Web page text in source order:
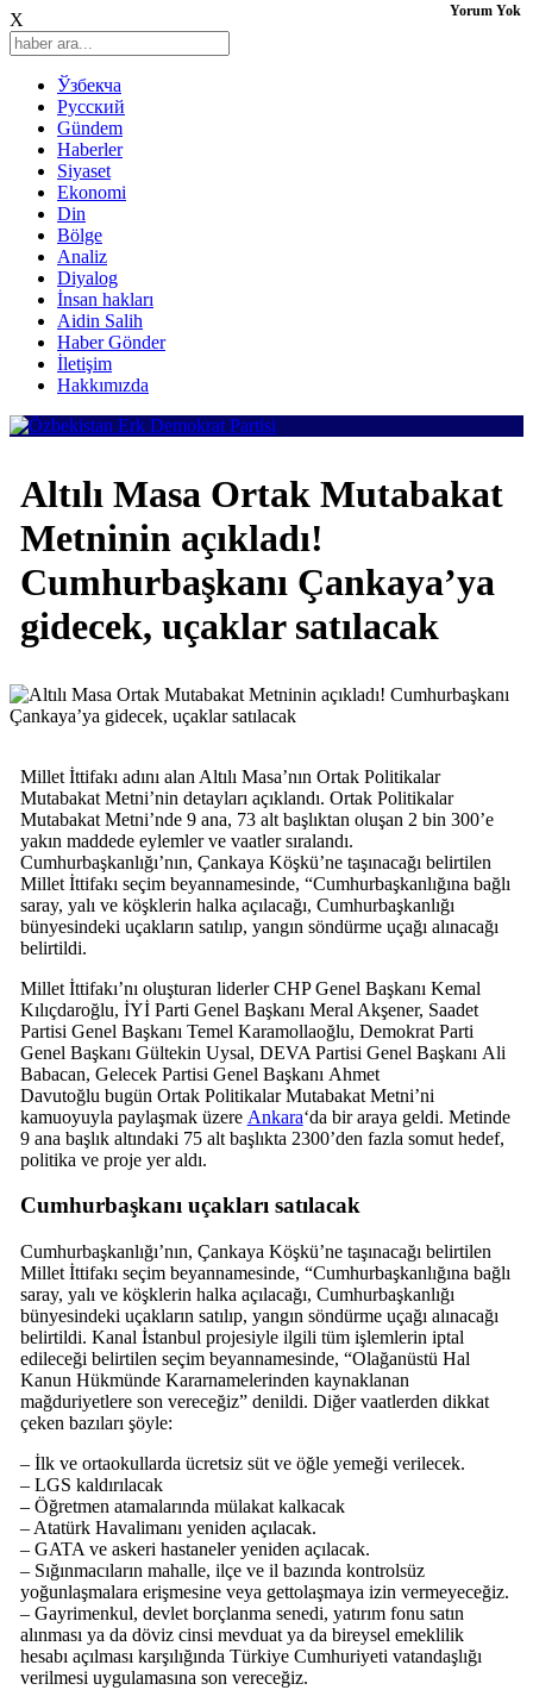
X
Ўзбекча
Русский
Gündem
Haberler
Siyaset
Ekonomi
Din
Bölge
Analiz
Diyalog
İnsan hakları
Aidin Salih
Haber Gönder
İletişim
Hakkımızda
Altılı Masa Ortak Mutabakat
Metninin açıkladı!
Cumhurbaşkanı Çankaya’ya
gidecek, uçaklar satılacak
Millet İttifakı adını alan Altılı Masa’nın Ortak Politikalar
Mutabakat Metni’nin detayları açıklandı. Ortak Politikalar
Mutabakat Metni’nde 9 ana, 73 alt başlıktan oluşan 2 bin 300’e
yakın maddede eylemler ve vaatler sıralandı.
Cumhurbaşkanlığı’nın, Çankaya Köşkü’ne taşınacağı belirtilen
Millet İttifakı seçim beyannamesinde, “Cumhurbaşkanlığına bağlı
saray, yalı ve köşklerin halka açılacağı, Cumhurbaşkanlığı
bünyesindeki uçakların satılıp, yangın söndürme uçağı alınacağı
belirtildi.
Millet İttifakı’nı oluşturan liderler CHP Genel Başkanı Kemal
Kılıçdaroğlu, İYİ Parti Genel Başkanı Meral Akşener, Saadet
Partisi Genel Başkanı Temel Karamollaoğlu, Demokrat Parti
Genel Başkanı Gültekin Uysal, DEVA Partisi Genel Başkanı Ali
Babacan, Gelecek Partisi Genel Başkanı Ahmet
Davutoğlu bugün Ortak Politikalar Mutabakat Metni’ni
kamuoyuyla paylaşmak üzere Ankara‘da bir araya geldi. Metinde
9 ana başlık altındaki 75 alt başlıkta 2300’den fazla somut hedef,
politika ve proje yer aldı.
Cumhurbaşkanı uçakları satılacak
Cumhurbaşkanlığı’nın, Çankaya Köşkü’ne taşınacağı belirtilen
Millet İttifakı seçim beyannamesinde, “Cumhurbaşkanlığına bağlı
saray, yalı ve köşklerin halka açılacağı, Cumhurbaşkanlığı
bünyesindeki uçakların satılıp, yangın söndürme uçağı alınacağı
belirtildi. Kanal İstanbul projesiyle ilgili tüm işlemlerin iptal
edileceği belirtilen seçim beyannamesinde, “Olağanüstü Hal
Kanun Hükmünde Kararnamelerinden kaynaklanan
mağduriyetlere son vereceğiz” denildi. Diğer vaatlerden dikkat
çeken bazıları şöyle:
– İlk ve ortaokullarda ücretsiz süt ve öğle yemeği verilecek.
– LGS kaldırılacak
– Öğretmen atamalarında mülakat kalkacak
– Atatürk Havalimanı yeniden açılacak.
– GATA ve askeri hastaneler yeniden açılacak.
– Sığınmacıların mahalle, ilçe ve il bazında kontrolsüz
yoğunlaşmalara erişmesine veya gettolaşmaya izin vermeyeceğiz.
– Gayrimenkul, devlet borçlanma senedi, yatırım fonu satın
alınması ya da döviz cinsi mevduat ya da bireysel emeklilik
hesabı açılması karşılığında Türkiye Cumhuriyeti vatandaşlığı
verilmesi uygulamasına son vereceğiz.
Yorum Yok